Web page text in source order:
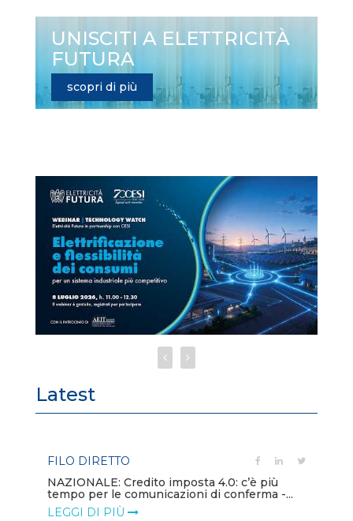
UNISCITI A ELETTRICITÀ
FUTURA
scopri di più
Latest
FILO DIRETTO
NAZIONALE: Credito imposta 4.0: c’è più
tempo per le comunicazioni di conferma -...
LEGGI DI PIÙ